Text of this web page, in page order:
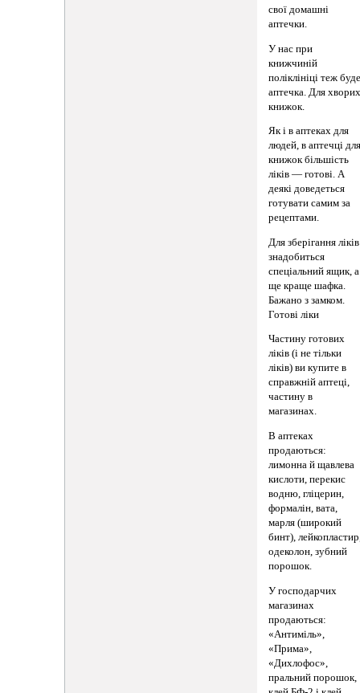
свої домашні
аптечки.
У нас при
книжчиній
поліклініці теж
аптечка. Для
книжок.
Як і в аптеках для
людей, в аптечці
книжок більшість
ліків — готові. А
деякі доведеться
готувати самим за
рецептами.
Для зберігання ліків
знадобиться
спеціальний ящик, а
ще краще шафка.
Бажано з замком.
Готові ліки
Частину готових
ліків (і не тільки
ліків) ви купите в
справжній аптеці,
частину в
магазинах.
В аптеках
продаються:
лимонна й щавлева
кислоти, перекис
водню, гліцерин,
формалін, вата,
марля (широкий
бинт),
одеколон, зубний
порошок.
У господарчих
магазинах
продаються:
«Антиміль»,
«Прима»,
«Дихлофос»,
пральний порошок,